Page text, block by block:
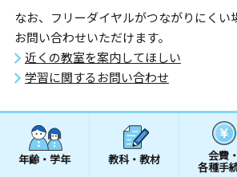
なお、フリーダイヤルがつながりにくい
お問い合わせいただけます。
近くの教室を案内してほしい
学習に関するお問い合わせ
年齢・学年 教科・教材 会費・
各種手